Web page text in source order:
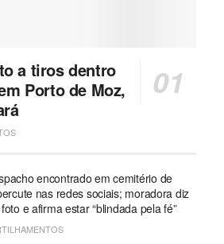
a tiros dentro
Porto de Moz,
encontrado em cemitério de
nas redes sociais; moradora diz
e afirma estar “blindada pela fé”